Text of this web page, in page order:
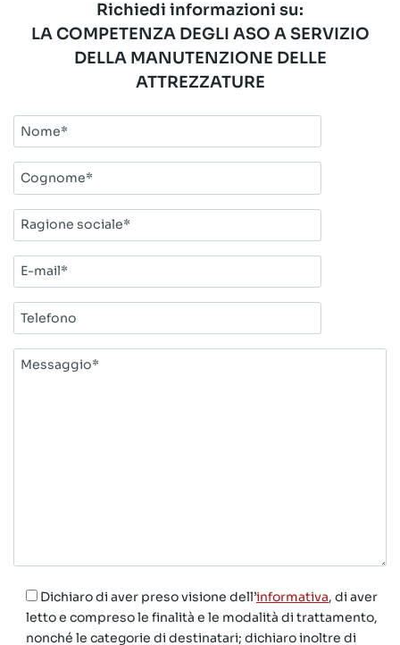
Richiedi informazioni su:
LA COMPETENZA DEGLI ASO A SERVIZIO
DELLA MANUTENZIONE DELLE
ATTREZZATURE
Nome*
Cognome*
Ragione
sociale*
E-
mail*
Telefono
Messaggio*
Dichiaro di aver preso visione dell’informativa, di aver
letto e compreso le finalità e le modalità di trattamento,
nonché le categorie di destinatari; dichiaro inoltre di